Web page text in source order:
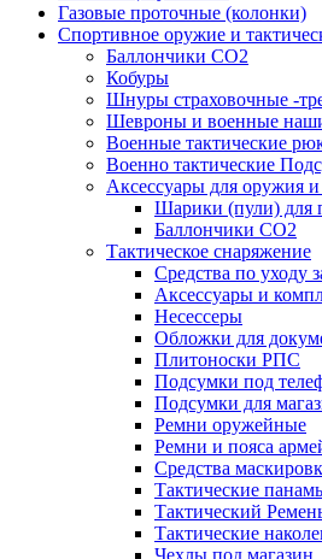
Газовые проточные (колонки)
Спортивное оружие и
Баллончики CO2
Кобуры
Шнуры страховочные -
Шевроны и военные
Военные тактические
Военно тактические
Аксессуары для оружия
Шарики (пули) для
Баллончики CO2
Тактическое снаряжение
Средства по уходу
Аксессуары и
Несессеры
Обложки для
Плитоноски РПС
Подсумки под
Подсумки для
Ремни оружейные
Ремни и пояса
Средства
Тактические
Тактический
Тактические
Чехлы под магазин